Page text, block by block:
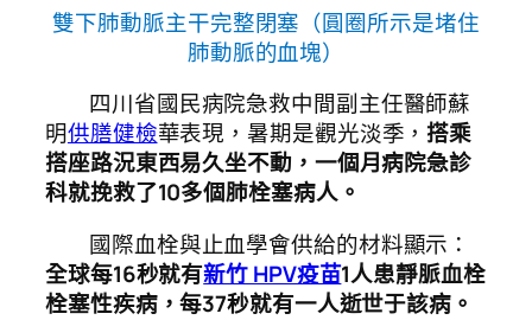
雙下肺動脈主干完整閉塞 （圓圈所示是堵住
肺動脈的血塊）
四川省國民病院急救中間副主任醫師蘇
明供膳健檢華表現，暑期是觀光淡季，搭乘
搭座路況東西易久坐不動，一個月病院急診
科就挽救了10多個肺栓塞病人。
國際血栓與止血學會供給的材料顯示：
全球每16秒就有新竹 HPV疫苗1人患靜脈血栓
栓塞性疾病，每37秒就有一人逝世于該病。